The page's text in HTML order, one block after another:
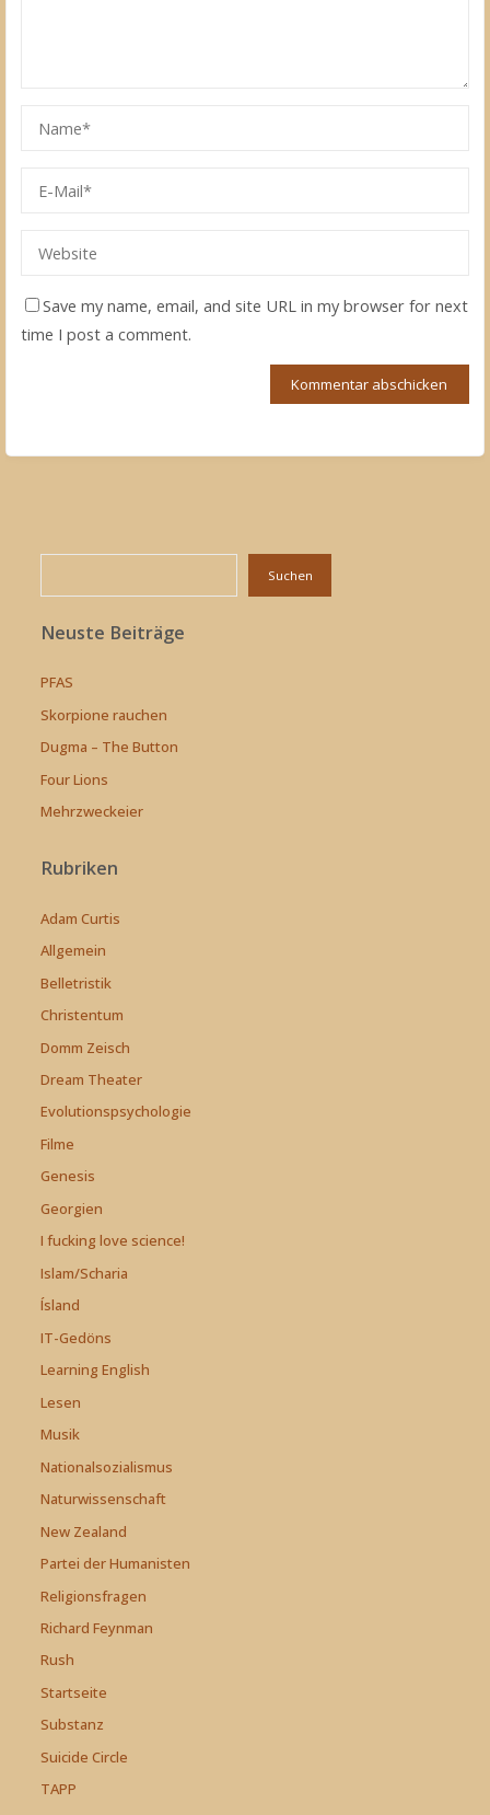
Save my name, email, and site URL in my browser for next
time I post a comment.
Suchen
Neuste Beiträge
PFAS
Skorpione rauchen
Dugma – The Button
Four Lions
Mehrzweckeier
Rubriken
Adam Curtis
Allgemein
Belletristik
Christentum
Domm Zeisch
Dream Theater
Evolutionspsychologie
Filme
Genesis
Georgien
I fucking love science!
Islam/Scharia
Ísland
IT-Gedöns
Learning English
Lesen
Musik
Nationalsozialismus
Naturwissenschaft
New Zealand
Partei der Humanisten
Religionsfragen
Richard Feynman
Rush
Startseite
Substanz
Suicide Circle
TAPP